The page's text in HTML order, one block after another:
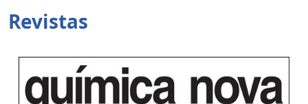
Revistas